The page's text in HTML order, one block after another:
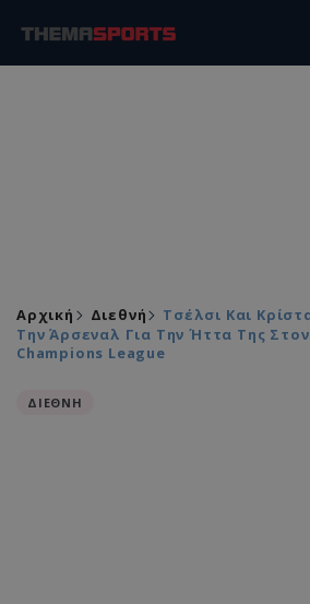
Αρχική Διεθνή
Τσέλσι Και
Την Άρσεναλ Για Την Ήττα Της
Champions League
ΔΙΕΘΝΗ